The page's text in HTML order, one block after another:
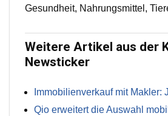
Gesundheit, Nahrungsmittel,
Weitere Artikel aus der
Newsticker
Immobilienverkauf mit Makler:
Qio erweitert die Auswahl